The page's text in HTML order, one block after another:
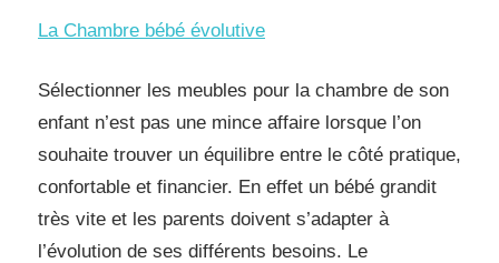
La Chambre bébé évolutive
Sélectionner les meubles pour la chambre de son
enfant n’est pas une mince affaire lorsque l’on
souhaite trouver un équilibre entre le côté pratique,
confortable et financier. En effet un bébé grandit
très vite et les parents doivent s’adapter à
l’évolution de ses différents besoins. Le